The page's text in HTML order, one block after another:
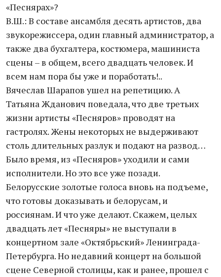
«Песнярах»?
В.Ш.: В составе ансамбля десять артистов, два
звукорежиссера, один главный администратор, а
также два бухгалтера, костюмера, машиниста
сцены – в общем, всего двадцать человек. И
всем нам пора бы уже и поработать!..
Вячеслав Шарапов ушел на репетицию. А
Татьяна Жданович поведала, что две третьих
жизни артисты «Песняров» проводят на
гастролях. Жены некоторых не выдерживают
столь длительных разлук и подают на развод…
Было время, из «Песняров» уходили и сами
исполнители. Но это все уже позади.
Белорусские золотые голоса вновь на подъеме,
что готовы доказывать и белорусам, и
россиянам. И что уже делают. Скажем, целых
двадцать лет «Песняры» не выступали в
концертном зале «Октябрьский» Ленинграда-
Петербурга. Но недавний концерт на большой
сцене Северной столицы, как и ранее, прошел с